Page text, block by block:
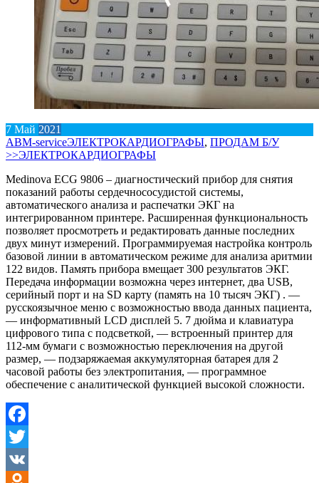
7 Май 2021
АВM-serviceЭЛЕКТРОКАРДИОГРАФЫ, ПРОДАМ Б/У
>>ЭЛЕКТРОКАРДИОГРАФЫ
Medinova ECG 9806 – диагностический прибор для снятия
показаний работы сердечнососудистой системы,
автоматического анализа и распечатки ЭКГ на
интегрированном принтере. Расширенная функциональность
позволяет просмотреть и редактировать данные последних
двух минут измерений. Программируемая настройка контроль
базовой линии в автоматическом режиме для анализа аритмии
122 видов. Память прибора вмещает 300 результатов ЭКГ.
Передача информации возможна через интернет, два USB,
серийный порт и на SD карту (память на 10 тысяч ЭКГ) . —
русскоязычное меню с возможностью ввода данных пациента,
— информативный LCD дисплей 5. 7 дюйма и клавиатура
цифрового типа с подсветкой, — встроенный принтер для
112-мм бумаги с возможностью переключения на другой
размер, — подзаряжаемая аккумуляторная батарея для 2
часовой работы без электропитания, — программное
обеспечение с аналитической функцией высокой сложности.
Facebook
Twitter